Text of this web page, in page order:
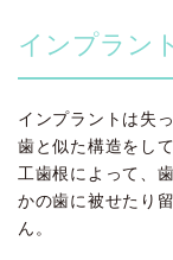
インプラント
インプラントは失
歯と似た構造をし
工歯根によって、
かの歯に被せたり
ん。